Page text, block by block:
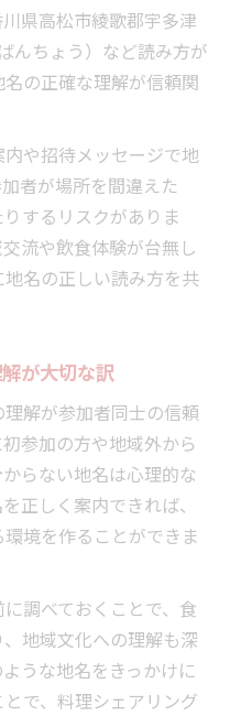
県高松市綾歌郡宇多津
んちょう）など読み方が
の正確な理解が信頼関
や招待メッセージで地
者が場所を間違えた
するリスクがありま
流や飲食体験が台無し
名の正しい読み方を共
が大切な訳
解が参加者同士の信頼
参加の方や地域外から
らない地名は心理的な
正しく案内できれば、
境を作ることができま
調べておくことで、食
地域文化への理解も深
うな地名をきっかけに
で、料理シェアリング